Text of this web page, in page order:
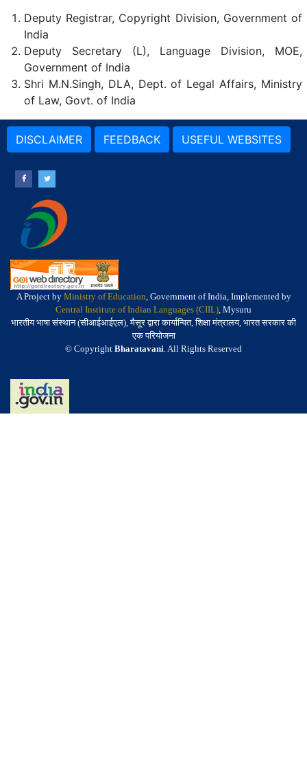
Deputy Registrar, Copyright Division, Government of
India
Deputy Secretary (L), Language Division, MOE,
Government of India
Shri M.N.Singh, DLA, Dept. of Legal Affairs, Ministry
of Law, Govt. of India
DISCLAIMER FEEDBACK USEFUL WEBSITES
A Project by Ministry of Education, Government of India, Implemented by
Central Institute of Indian Languages (CIIL), Mysuru
भारतीय भाषा संस्थान (सीआईआईएल), मैसूर द्वारा कार्यान्वित, शिक्षा मंत्रालय, भारत सरकार की
एक परियोजना
© Copyright Bharatavani. All Rights Reserved